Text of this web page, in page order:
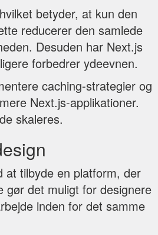
betyder, at kun den
reducerer den samlede
Desuden har Next.js
forbedrer ydeevnen.
caching-strategier og
Next.js-applikationer.
skaleres.
at tilbyde en platform, der
gør det muligt for designere
inden for det samme